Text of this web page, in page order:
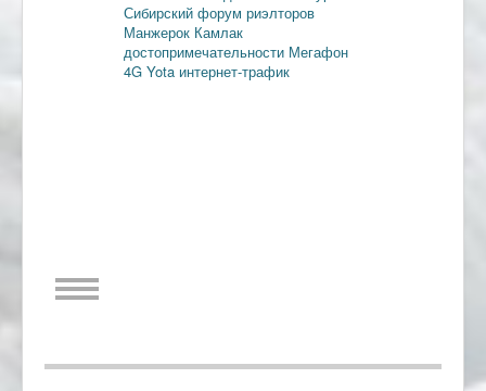
Сибирский форум риэлторов
Манжерок Камлак
достопримечательности Мегафон
4G Yota интернет-трафик